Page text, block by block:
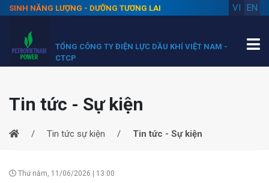
SINH NĂNG LƯỢNG - DƯỠNG TƯƠNG LAI EN
VI
TỔNG CÔNG TY ĐIỆN LỰC DẦU KHÍ VIỆT NAM -
CTCP
Tin tức - Sự kiện
Tin tức sự kiện Tin tức - Sự kiện
Thứ năm, 11/06/2026 | 13:00